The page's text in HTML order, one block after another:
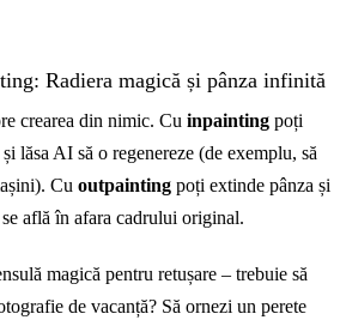
Radiera magică și pânza infinită
crearea din nimic. Cu inpainting poți
lăsa AI să o regenereze (de exemplu, să
Cu outpainting poți extinde pânza și
află în afara cadrului original.
magică pentru retușare – trebuie să
de vacanță? Să ornezi un perete